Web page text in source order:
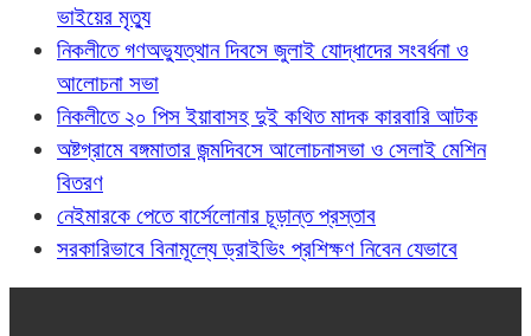
ভাইয়ের মৃত্যু
নিকলীতে গণঅভ্যুত্থান দিবসে জুলাই যোদ্ধাদের সংবর্ধনা ও
আলোচনা সভা
নিকলীতে ২০ পিস ইয়াবাসহ দুই কথিত মাদক কারবারি আটক
অষ্টগ্রামে বঙ্গমাতার জন্মদিবসে আলোচনাসভা ও সেলাই মেশিন
বিতরণ
নেইমারকে পেতে বার্সেলোনার চূড়ান্ত প্রস্তাব
সরকারিভাবে বিনামূল্যে ড্রাইভিং প্রশিক্ষণ নিবেন যেভাবে